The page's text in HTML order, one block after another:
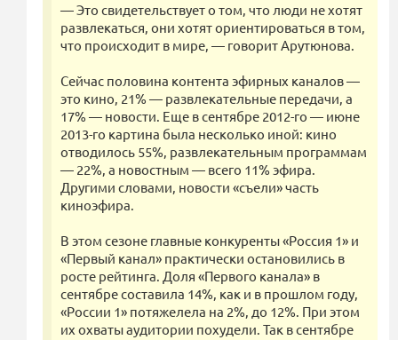
— Это свидетельствует о том, что люди не хотят
развлекаться, они хотят ориентироваться в том,
что происходит в мире, — говорит Арутюнова.
Сейчас половина контента эфирных каналов —
это кино, 21% — развлекательные передачи, а
17% — новости. Еще в сентябре 2012-го — июне
2013-го картина была несколько иной: кино
отводилось 55%, развлекательным программам
— 22%, а новостным — всего 11% эфира.
Другими словами, новости «съели» часть
киноэфира.
В этом сезоне главные конкуренты «Россия 1» и
«Первый канал» практически остановились в
росте рейтинга. Доля «Первого канала» в
сентябре составила 14%, как и в прошлом году,
«России 1» потяжелела на 2%, до 12%. При этом
их охваты аудитории похудели. Так в сентябре